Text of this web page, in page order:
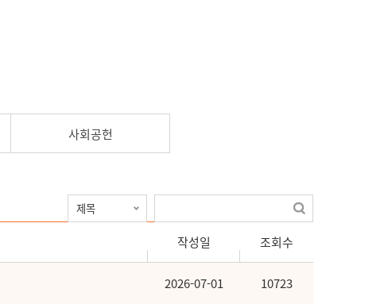
사회공헌
작성일 조회수
2026-07-01 10723